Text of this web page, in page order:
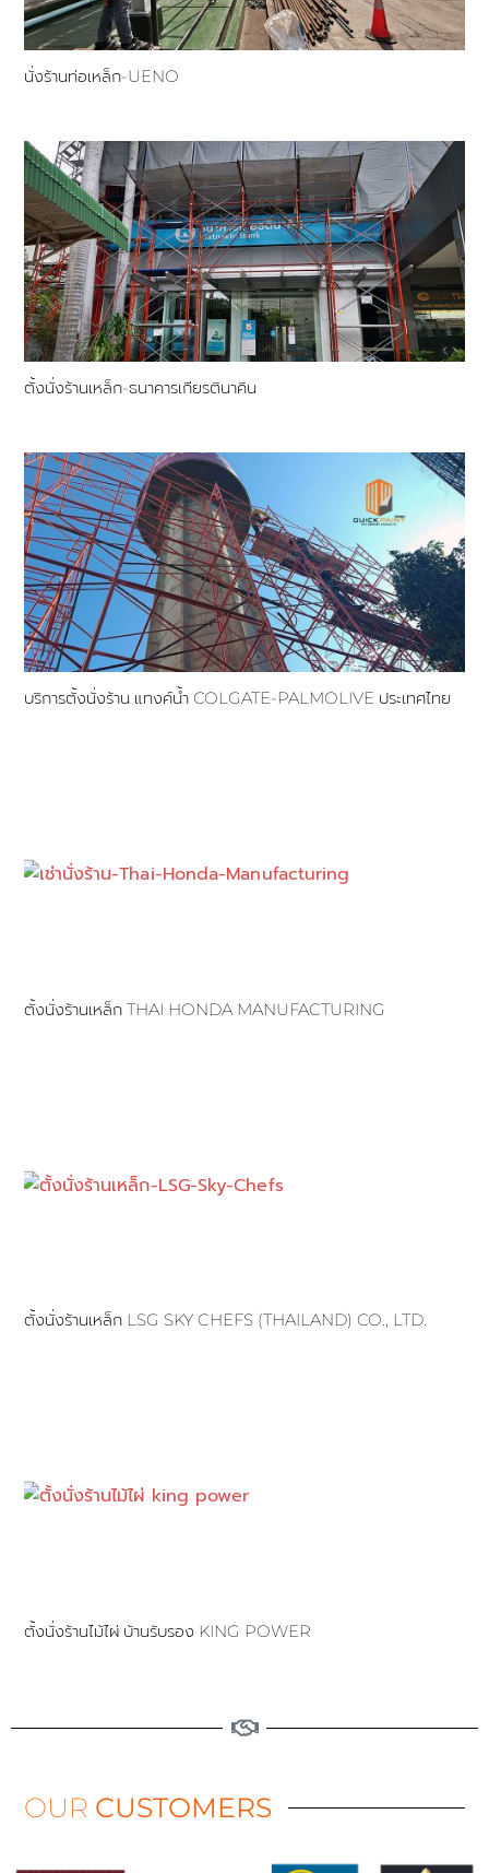
นั่งร้านท่อเหล็ก-UENO
ตั้งนั่งร้านเหล็ก-ธนาคารเกียรตินาคิน​
บริการตั้งนั่งร้าน แทงค์น้ำ COLGATE-PALMOLIVE ประเทศไทย
ตั้งนั่งร้านเหล็ก THAI HONDA MANUFACTURING
ตั้งนั่งร้านเหล็ก LSG SKY CHEFS (THAILAND) CO., LTD.
ตั้งนั่งร้านไม้ไผ่ บ้านรับรอง KING POWER
OUR CUSTOMERS